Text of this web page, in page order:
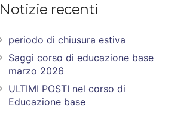
Notizie recenti
periodo di chiusura estiva
Saggi corso di educazione base
marzo 2026
ULTIMI POSTI nel corso di
Educazione base